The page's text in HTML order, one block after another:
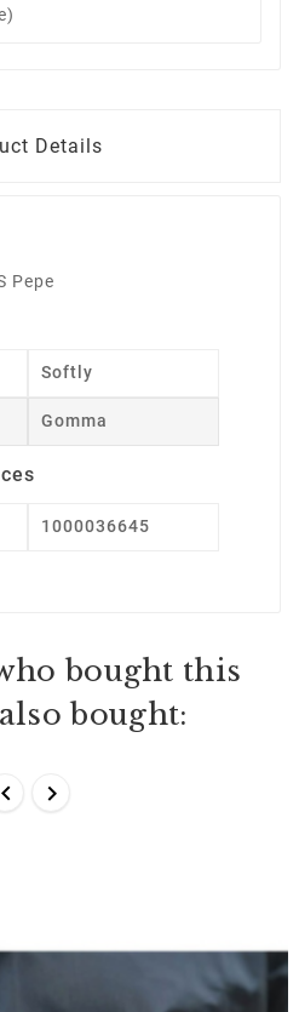
Details
Pepe
Softly
Gomma
1000036645
bought this
bought:
 